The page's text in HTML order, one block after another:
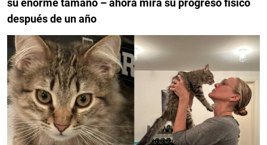
su enorme tamaño – ahora mira su progreso físico
después de un año